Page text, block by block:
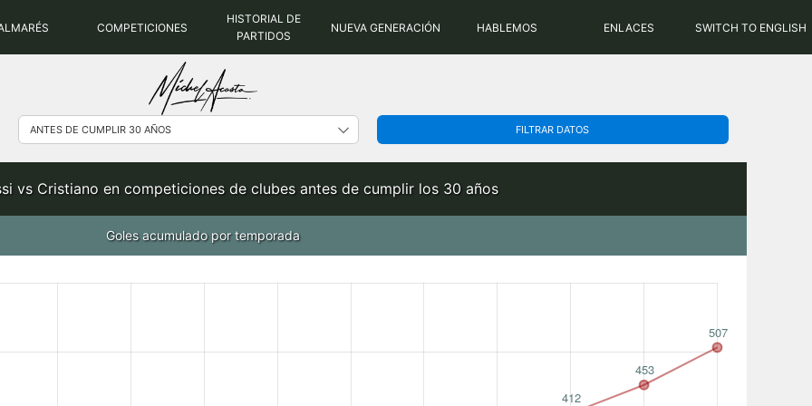
COMPETICIONES
HISTORIAL DE
PARTIDOS
NUEVA GENERACIÓN HABLEMOS ENLACES SWITCH TO ENGLISH
FILTRAR DATOS
vs Cristiano en competiciones de clubes antes de cumplir los 30 años
Goles acumulado por temporada